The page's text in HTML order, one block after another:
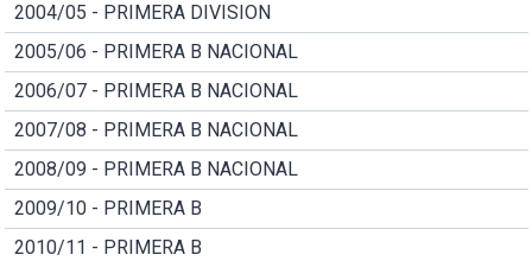
2004/05 - PRIMERA DIVISION
2005/06 - PRIMERA B NACIONAL
2006/07 - PRIMERA B NACIONAL
2007/08 - PRIMERA B NACIONAL
2008/09 - PRIMERA B NACIONAL
2009/10 - PRIMERA B
2010/11 - PRIMERA B